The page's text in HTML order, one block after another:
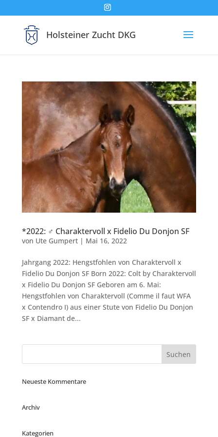
Holsteiner Zucht DKG
*2022: ♂ Charaktervoll x Fidelio Du Donjon SF
von Ute Gumpert| Mai 16, 2022
Jahrgang 2022: Hengstfohlen von Charaktervoll x
Fidelio Du Donjon SF Born 2022: Colt by Charaktervoll
x Fidelio Du Donjon SF Geboren am 6. Mai:
Hengstfohlen von Charaktervoll (Comme il faut WFA
x Contendro I) aus einer Stute von Fidelio Du Donjon
SF x Diamant de...
Neueste Kommentare
Archiv
Kategorien